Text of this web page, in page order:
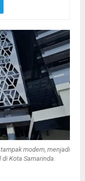
modern, menjadi
Kota Samarinda.